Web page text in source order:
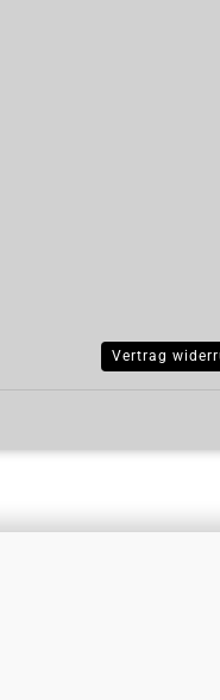
Vertrag